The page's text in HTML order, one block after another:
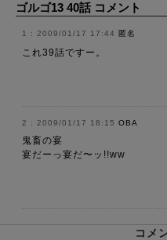
ゴルゴ13 40話 コメント
2009/01/17 17:44 匿名
これ39話ですー。
2009/01/17 18:15 OBA
鬼畜の宴
宴だーっ宴だ〜ッ!!ww
コメ